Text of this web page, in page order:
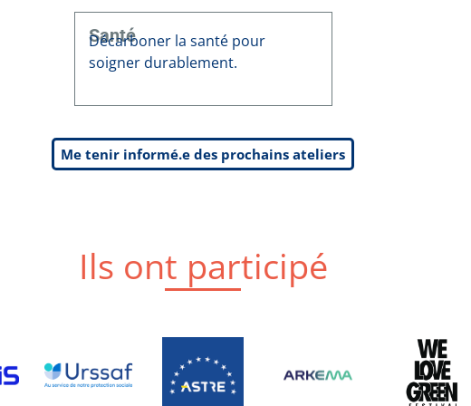
Santé
Décarboner la santé pour
soigner durablement.
Me tenir informé.e des prochains ateliers
Ils ont participé